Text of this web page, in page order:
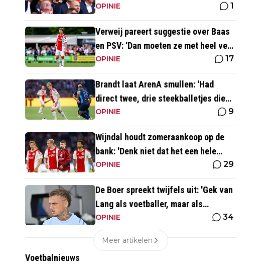
League fris en energiek'
OPINIE 1
Verweij pareert suggestie over Baas
en PSV: 'Dan moeten ze met heel veel
geld over de brug komen'
OPINIE 17
Brandt laat ArenA smullen: 'Had
direct twee, drie steekballetjes die
gewoon perfect waren'
OPINIE 9
Wijndal houdt zomeraankoop op de
bank: 'Denk niet dat het een hele
goede verdediger is'
OPINIE 29
De Boer spreekt twijfels uit: 'Gek van
Lang als voetballer, maar als
persoonlijkheid niet'
OPINIE 34
Meer artikelen
Voetbalnieuws